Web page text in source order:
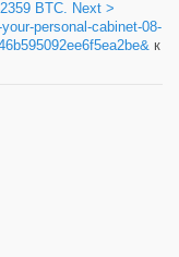
BTC. Next >
personal-cabinet-08-
к